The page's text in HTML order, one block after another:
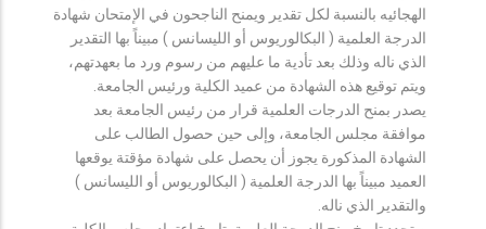
الهجائيه بالنسبة لكل تقدير ويمنح الناجحون في الإمتحان شهادة
الدرجة العلمية ( البكالوريوس أو الليسانس ) مبيناً بها التقدير
الذي ناله وذلك بعد تأدية ما عليهم من رسوم ورد ما بعهدتهم،
ويتم توقيع هذه الشهادة من عميد الكلية ورئيس الجامعة.
يصدر بمنح الدرجات العلمية قرار من رئيس الجامعة بعد
موافقة مجلس الجامعة، وإلى حين حصول الطالب على
الشهادة المذكورة يجوز أن يحصل على شهادة مؤقتة يوقعها
العميد مبيناً بها الدرجة العلمية ( البكالوريوس أو الليسانس )
والتقدير الذي ناله.